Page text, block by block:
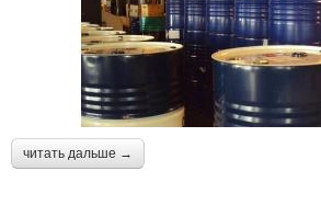
читать дальше →